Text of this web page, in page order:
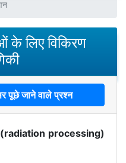
के लिए विकिरण
पूछे जाने वाले प्रश्न
(radiation processing)